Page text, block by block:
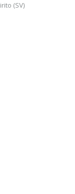
(SV)